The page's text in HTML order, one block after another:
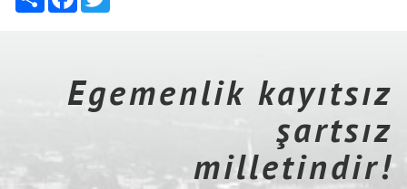
Egemenlik kayıtsız
şartsız
milletindir!